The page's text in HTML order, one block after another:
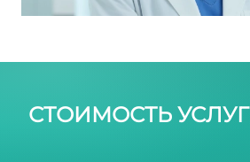
СТОИМОСТЬ УСЛУГ